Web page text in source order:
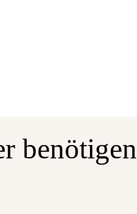
benötigen